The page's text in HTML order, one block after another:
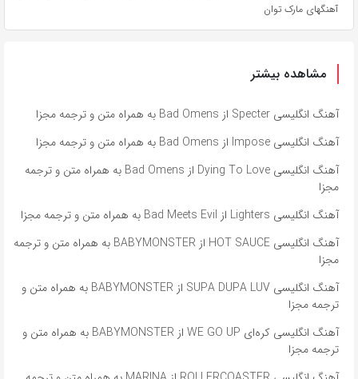
آهنگهای مارک توان
مشاهده بیشتر
آهنگ انگلیسی Specter از Bad Omens به همراه متن و ترجمه مجزا
آهنگ انگلیسی Impose از Bad Omens به همراه متن و ترجمه مجزا
آهنگ انگلیسی Dying To Love از Bad Omens به همراه متن و ترجمه
مجزا
آهنگ انگلیسی Lighters از Bad Meets Evil به همراه متن و ترجمه مجزا
آهنگ انگلیسی HOT SAUCE از BABYMONSTER به همراه متن و ترجمه
مجزا
آهنگ انگلیسی SUPA DUPA LUV از BABYMONSTER به همراه متن و
ترجمه مجزا
آهنگ انگلیسی کره‌ای WE GO UP از BABYMONSTER به همراه متن و
ترجمه مجزا